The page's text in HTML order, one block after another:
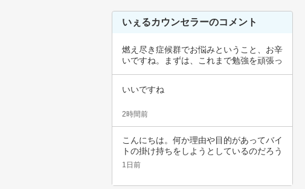
いぇるカウンセラーのコメント
燃え尽き症候群でお悩みということ、お辛
いですね。まずは、これまで勉強を頑張っ
いいですね
2時間前
こんにちは。何か理由や目的があってバイ
トの掛け持ちをしようとしているのだろう
と思いま…
1日前